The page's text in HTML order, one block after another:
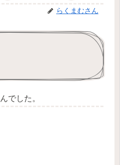
らくまむさん
でした。